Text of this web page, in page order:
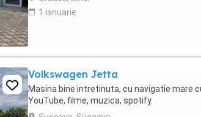
1 ianuarie
Volkswagen Jetta
Masina bine intretinuta, cu navigatie mare
YouTube, filme, muzica, spotify.